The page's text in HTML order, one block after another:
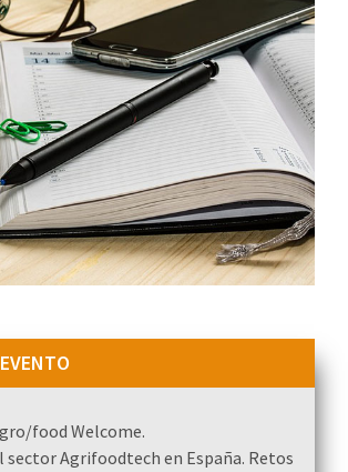
food Welcome.
sector Agrifoodtech en España. Retos